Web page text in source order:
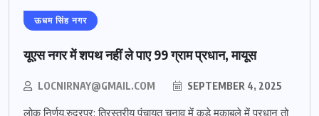
ऊधम सिंह नगर
यूएस नगर में शपथ नहीं ले पाए 99 ग्राम प्रधान, मायूस
LOCNIRNAY@GMAIL.COM SEPTEMBER 4, 2025
लोक निर्णय,रुद्रपुर: त्रिस्तरीय पंचायत चुनाव में कड़े मुकाबले में प्रधान तो